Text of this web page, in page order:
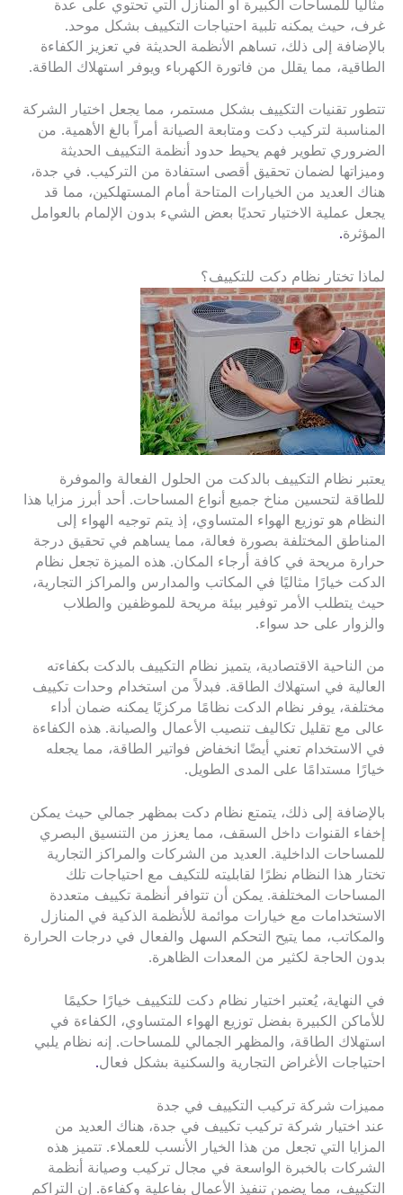
مثالياً للمساحات الكبيرة أو المنازل التي تحتوي على عدة
غرف، حيث يمكنه تلبية احتياجات التكييف بشكل موحد.
بالإضافة إلى ذلك، تساهم الأنظمة الحديثة في تعزيز الكفاءة
الطاقية، مما يقلل من فاتورة الكهرباء ويوفر استهلاك الطاقة.
تتطور تقنيات التكييف بشكل مستمر، مما يجعل اختيار الشركة
المناسبة لتركيب دكت ومتابعة الصيانة أمراً بالغ الأهمية. من
الضروري تطوير فهم يحيط حدود أنظمة التكييف الحديثة
وميزاتها لضمان تحقيق أقصى استفادة من التركيب. في جدة،
هناك العديد من الخيارات المتاحة أمام المستهلكين، مما قد
يجعل عملية الاختيار تحديًا بعض الشيء بدون الإلمام بالعوامل
المؤثرة.
لماذا تختار نظام دكت للتكييف؟
يعتبر نظام التكييف بالدكت من الحلول الفعالة والموفرة
للطاقة لتحسين مناخ جميع أنواع المساحات. أحد أبرز مزايا هذا
النظام هو توزيع الهواء المتساوي، إذ يتم توجيه الهواء إلى
المناطق المختلفة بصورة فعالة، مما يساهم في تحقيق درجة
حرارة مريحة في كافة أرجاء المكان. هذه الميزة تجعل نظام
الدكت خيارًا مثاليًا في المكاتب والمدارس والمراكز التجارية،
حيث يتطلب الأمر توفير بيئة مريحة للموظفين والطلاب
والزوار على حد سواء.
من الناحية الاقتصادية، يتميز نظام التكييف بالدكت بكفاءته
العالية في استهلاك الطاقة. فبدلاً من استخدام وحدات تكييف
مختلفة، يوفر نظام الدكت نظامًا مركزيًا يمكنه ضمان أداء
عالى مع تقليل تكاليف تنصيب الأعمال والصيانة. هذه الكفاءة
في الاستخدام تعني أيضًا انخفاض فواتير الطاقة، مما يجعله
خيارًا مستدامًا على المدى الطويل.
بالإضافة إلى ذلك، يتمتع نظام دكت بمظهر جمالي حيث يمكن
إخفاء القنوات داخل السقف، مما يعزز من التنسيق البصري
للمساحات الداخلية. العديد من الشركات والمراكز التجارية
تختار هذا النظام نظرًا لقابليته للتكيف مع احتياجات تلك
المساحات المختلفة. يمكن أن تتوافر أنظمة تكييف متعددة
الاستخدامات مع خيارات موائمة للأنظمة الذكية في المنازل
والمكاتب، مما يتيح التحكم السهل والفعال في درجات الحرارة
بدون الحاجة لكثير من المعدات الظاهرة.
في النهاية، يُعتبر اختيار نظام دكت للتكييف خيارًا حكيمًا
للأماكن الكبيرة بفضل توزيع الهواء المتساوي، الكفاءة في
استهلاك الطاقة، والمظهر الجمالي للمساحات. إنه نظام يلبي
احتياجات الأغراض التجارية والسكنية بشكل فعال.
مميزات شركة تركيب التكييف في جدة
عند اختيار شركة تركيب تكييف في جدة، هناك العديد من
المزايا التي تجعل من هذا الخيار الأنسب للعملاء. تتميز هذه
الشركات بالخبرة الواسعة في مجال تركيب وصيانة أنظمة
التكييف، مما يضمن تنفيذ الأعمال بفاعلية وكفاءة. إن التراكم